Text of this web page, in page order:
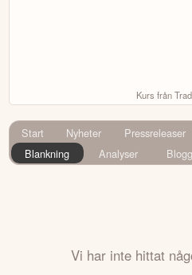
Kurs från
Start Nyheter Pressreleaser
Blankning
Analyser
Vi har inte hittat